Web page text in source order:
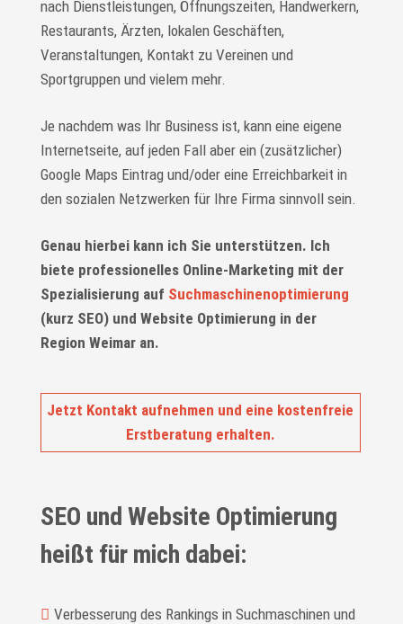
nach Dienstleistungen, Öffnungszeiten, Handwerkern,
Restaurants, Ärzten, lokalen Geschäften,
Veranstaltungen, Kontakt zu Vereinen und
Sportgruppen und vielem mehr.
Je nachdem was Ihr Business ist, kann eine eigene
Internetseite, auf jeden Fall aber ein (zusätzlicher)
Google Maps Eintrag und/oder eine Erreichbarkeit in
den sozialen Netzwerken für Ihre Firma sinnvoll sein.
Genau hierbei kann ich Sie unterstützen. Ich
biete professionelles Online-Marketing mit der
Spezialisierung auf Suchmaschinenoptimierung
(kurz SEO) und Website Optimierung in der
Region Weimar an.
Jetzt Kontakt aufnehmen und eine kostenfreie
Erstberatung erhalten.
SEO und Website Optimierung
heißt für mich dabei:
Verbesserung des Rankings in Suchmaschinen und